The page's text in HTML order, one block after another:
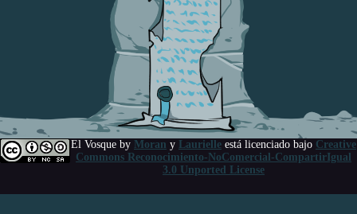
El Vosque by Moran y Laurielle está licenciado bajo Creative
Commons Reconocimiento-NoComercial-CompartirIgual
3.0 Unported License